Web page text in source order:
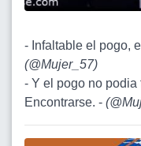
- Infaltable el pogo,
(@Mujer_57)
- Y el pogo no podia
Encontrarse. - (